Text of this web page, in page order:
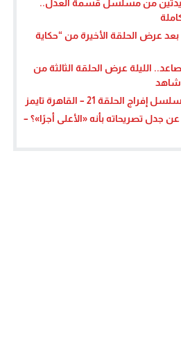
من مسلسل قسمة العدل..
بعد عرض الحلقة الأخيرة من “حكاية
الليلة عرض الحلقة الثالثة من
الحلقة 21 – القاهرة تايمز
جدل تصريحاته بأنه «الأعلى أجرًا»؟ –